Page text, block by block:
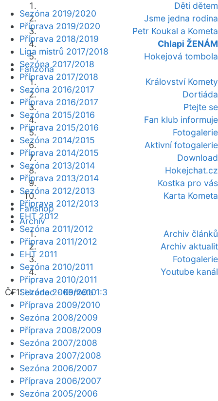
Děti dětem
Jsme jedna rodina
Petr Koukal a Kometa
Chlapi ŽENÁM
Hokejová tombola
Fanzóna
Království Komety
Dortiáda
Ptejte se
Fan klub informuje
Fotogalerie
Aktivní fotogalerie
Download
Hokejchat.cz
Kostka pro vás
Karta Kometa
Fanshop
Archiv
Archiv článků
Archiv aktualit
Fotogalerie
Youtube kanál
ČF1:Hradec - Kometa 1:3
Sezóna 2019/2020
Příprava 2019/2020
Příprava 2018/2019
Liga mistrů 2017/2018
Sezóna 2017/2018
Příprava 2017/2018
Sezóna 2016/2017
Příprava 2016/2017
Sezóna 2015/2016
Příprava 2015/2016
Sezóna 2014/2015
Příprava 2014/2015
Sezóna 2013/2014
Příprava 2013/2014
Sezóna 2012/2013
Příprava 2012/2013
EHT 2012
Sezóna 2011/2012
Příprava 2011/2012
EHT 2011
Sezóna 2010/2011
Příprava 2010/2011
Sezóna 2009/2010
Příprava 2009/2010
Sezóna 2008/2009
Příprava 2008/2009
Sezóna 2007/2008
Příprava 2007/2008
Sezóna 2006/2007
Příprava 2006/2007
Sezóna 2005/2006